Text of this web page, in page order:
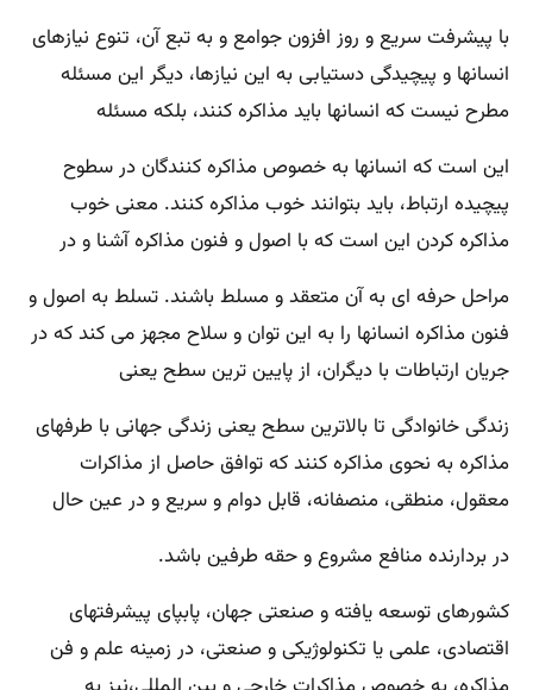
با پیشرفت سریع و روز افزون جوامع و به تبع آن، تنوع نیازهای
انسانها و پیچیدگی دستیابی به این نیازها، دیگر این مسئله
مطرح نیست که انسانها باید مذاکره کنند، بلکه مسئله
این است که انسانها به خصوص مذاکره کنندگان در سطوح
پیچیده ارتباط، باید بتوانند خوب مذاکره کنند. معنی خوب
مذاکره کردن این است که با اصول و فنون مذاکره آشنا و در
مراحل حرفه ای به آن متعقد و مسلط باشند. تسلط به اصول و
فنون مذاکره انسانها را به این توان و سلاح مجهز می کند که در
جریان ارتباطات با دیگران، از پایین ترین سطح یعنی
زندگی خانوادگی تا بالاترین سطح یعنی زندگی جهانی با طرفهای
مذاکره به نحوی مذاکره کنند که توافق حاصل از مذاکرات
معقول، منطقی، منصفانه، قابل دوام و سریع و در عین حال
در بردارنده منافع مشروع و حقه طرفین باشد.
کشورهای توسعه یافته و صنعتی جهان، پابپای پیشرفتهای
اقتصادی، علمی یا تکنولوژیکی و صنعتی، در زمینه علم و فن